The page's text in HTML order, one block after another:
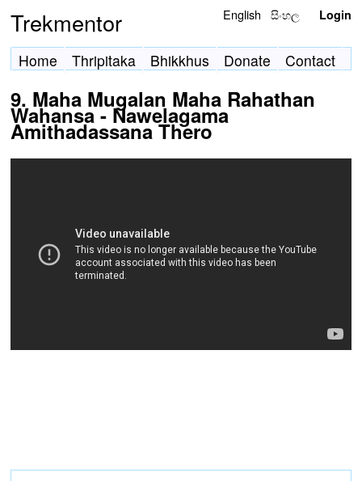
Trekmentor English සිංහල Login
Home Thripitaka Bhikkhus Donate Contact
9. Maha Mugalan Maha Rahathan
Wahansa - Nawelagama
Amithadassana Thero